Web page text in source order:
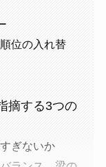
位の入れ替
摘する3つの
ぎないか